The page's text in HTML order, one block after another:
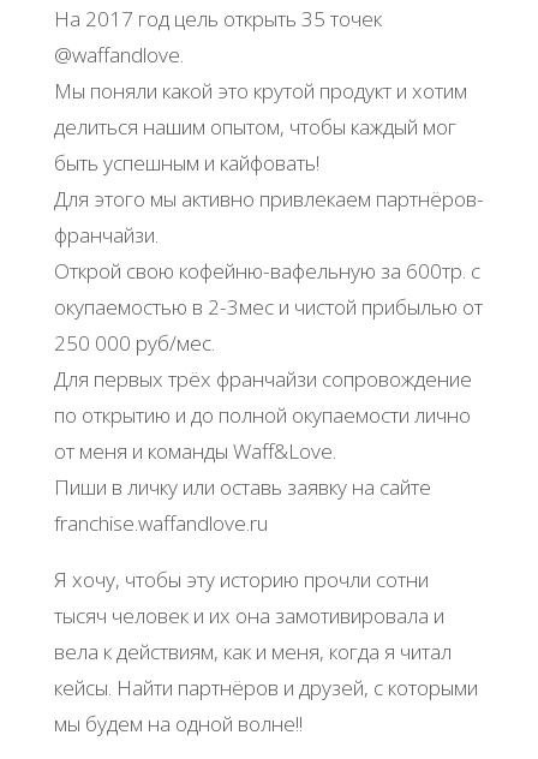
На 2017 год цель открыть 35 точек
@waffandlove.
Мы поняли какой это крутой продукт и хотим
делиться нашим опытом, чтобы каждый мог
быть успешным и кайфовать!
Для этого мы активно привлекаем партнёров-
франчайзи.
Открой свою кофейню-вафельную за 600тр. с
окупаемостью в 2-3мес и чистой прибылью от
250 000 руб/мес.
Для первых трёх франчайзи сопровождение
по открытию и до полной окупаемости лично
от меня и команды Waff&Love.
Пиши в личку или оставь заявку на сайте
franchise.waffandlove.ru
Я хочу, чтобы эту историю прочли сотни
тысяч человек и их она замотивировала и
вела к действиям, как и меня, когда я читал
кейсы. Найти партнёров и друзей, с которыми
мы будем на одной волне!!